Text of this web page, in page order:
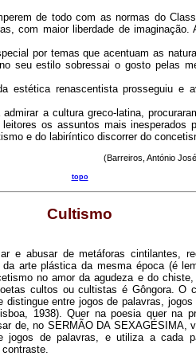
de todo com as normas do
com maior liberdade de
por temas que acentuam as
seu estilo sobressai o gosto pelas
estética renascentista prosseguiu e
a cultura greco-latina,
os assuntos mais inesperados
e do labiríntico discorrer do
(Barreiros, António
topo
Cultismo
e abusar de metáforas cintilantes,
da arte plástica da mesma época (é
no amor da agudeza e do
cultos ou cultistas é Gôngora. O
distingue entre jogos de palavras,
1938). Quer na poesia quer na
de, no SERMÃO DA SEXAGÉSIMA,
jogos de palavras, e utiliza a cada